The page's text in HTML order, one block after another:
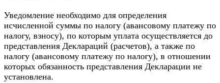
Уведомление необходимо для определения
исчисленной суммы по налогу (авансовому платежу по
налогу, взносу), по которым уплата осуществляется до
представления Деклараций (расчетов), а также по
налогу (авансовому платежу по налогу), в отношении
которых обязанность представления Декларации не
установлена.